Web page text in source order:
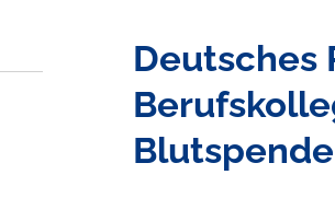
Deutsches